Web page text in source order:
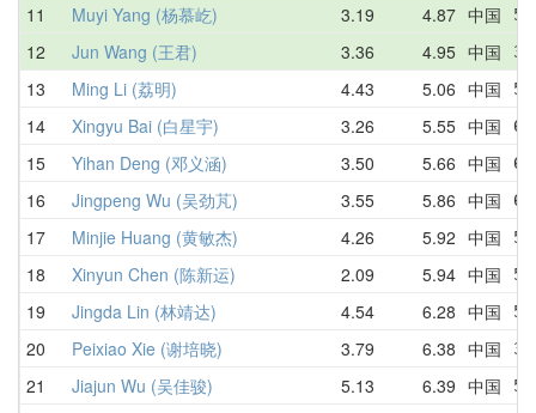
11 Muyi Yang (杨慕屹) 3.19 4.87 中国
12 Jun Wang (王君) 3.36 4.95 中国
13 Ming Li (荔明) 4.43 5.06 中国
14 Xingyu Bai (白星宇) 3.26 5.55 中国
15 Yihan Deng (邓义涵) 3.50 5.66 中国
16 Jingpeng Wu (吴劲芃) 3.55 5.86 中国
17 Minjie Huang (黄敏杰) 4.26 5.92 中国
18 Xinyun Chen (陈新运) 2.09 5.94 中国
19 Jingda Lin (林靖达) 4.54 6.28 中国
20 Peixiao Xie (谢培晓) 3.79 6.38 中国
21 Jiajun Wu (吴佳骏) 5.13 6.39 中国